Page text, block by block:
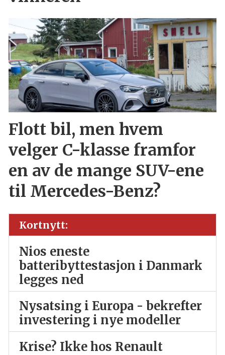
Flott bil, men hvem
velger C-klasse framfor
en av de mange SUV-ene
til Mercedes-Benz?
Kortnytt:
Nios eneste
batteribyttestasjon i Danmark
legges ned
Nysatsing i Europa - bekrefter
investering i nye modeller
Krise? Ikke hos Renault